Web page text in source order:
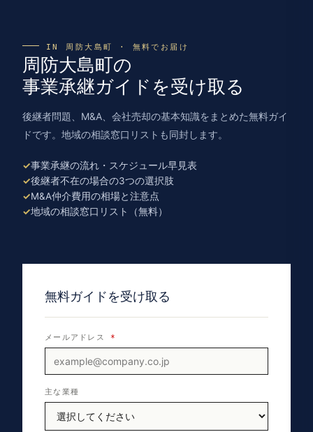
IN 周防大島町 · 無料でお届け
周防大島町の
事業承継ガイドを受け取る
後継者問題、M&A、会社売却の基本知識をまとめた無料ガイ
ドです。地域の相談窓口リストも同封します。
事業承継の流れ・スケジュール早見表
後継者不在の場合の3つの選択肢
M&A仲介費用の相場と注意点
地域の相談窓口リスト（無料）
無料ガイドを受け取る
メールアドレス *
主な業種